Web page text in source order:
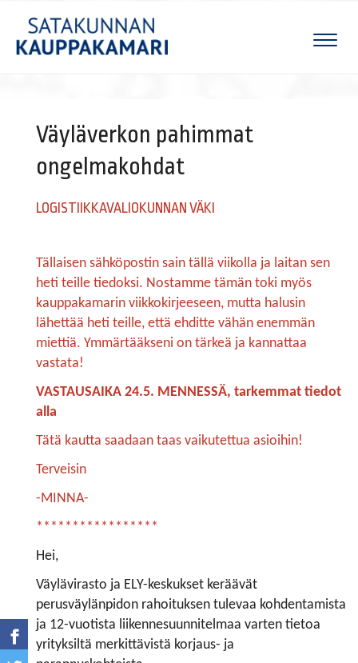
Väyläverkon pahimmat
ongelmakohdat
LOGISTIIKKAVALIOKUNNAN VÄKI
Tällaisen sähköpostin sain tällä viikolla ja laitan sen
heti teille tiedoksi. Nostamme tämän toki myös
kauppakamarin viikkokirjeeseen, mutta halusin
lähettää heti teille, että ehditte vähän enemmän
miettiä. Ymmärtääkseni on tärkeä ja kannattaa
vastata!
VASTAUSAIKA 24.5. MENNESSÄ, tarkemmat tiedot
alla
Tätä kautta saadaan taas vaikutettua asioihin!
Terveisin
-MINNA-
*****************
Hei,
Väylävirasto ja ELY-keskukset keräävät
perusväylänpidon rahoituksen tulevaa kohdentamista
ja 12-vuotista liikennesuunnitelmaa varten tietoa
yrityksiltä merkittävistä korjaus- ja